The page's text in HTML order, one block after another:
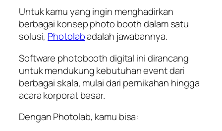
Untuk kamu yang ingin menghadirkan
berbagai konsep photo booth dalam satu
solusi, Photolabadalah jawabannya.
Software photobooth digital ini dirancang
untuk mendukung kebutuhan event dari
berbagai skala, mulai dari pernikahan hingga
acara korporat besar.
Dengan Photolab, kamu bisa: